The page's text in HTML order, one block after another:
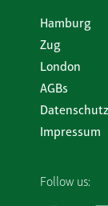
Hamburg
Zug
London
AGBs
Impressum
Follow us: